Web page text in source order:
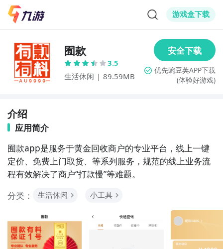
游戏盒下载
囿款
3.5
生活休闲 | 89.59MB (体验好游戏)
介绍
应用简介
囿款app是服务于黄金回收商户的专业平台，线上一键
定价、免费上门取货、等系列服务，规范的线上业务流
程有效解决了商户“打款慢”等难题。
分类：
生活休闲 小工具